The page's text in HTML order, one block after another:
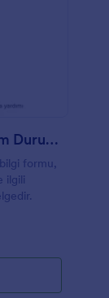
Deprem Sonrası Köylerin Yardım Durumu Bilgilendirme Formu
formu,
ilgili